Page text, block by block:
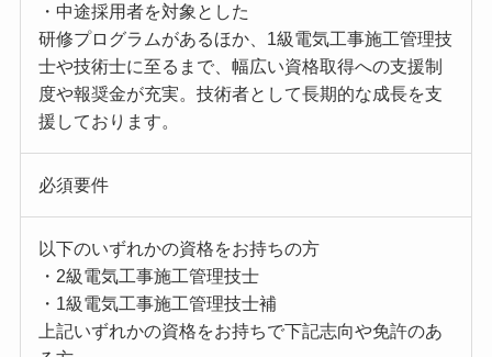
・中途採用者を対象とした
研修プログラムがあるほか、1級電気工事施工管理技
士や技術士に至るまで、幅広い資格取得への支援制
度や報奨金が充実。技術者として長期的な成長を支
援しております。
必須要件
以下のいずれかの資格をお持ちの方
・2級電気工事施工管理技士
・1級電気工事施工管理技士補
上記いずれかの資格をお持ちで下記志向や免許のあ